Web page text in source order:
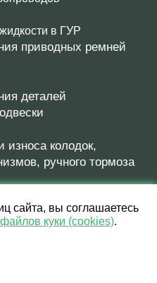
в ГУР
приводных ремней
деталей
износа колодок,
ручного тормоза
сайта, вы соглашаетесь
куки (cookies).